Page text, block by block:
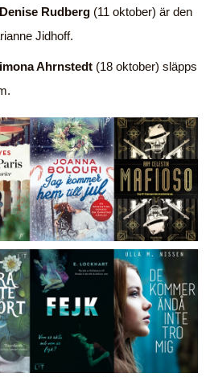
Rudberg (11 oktober) är den
Jidhoff.
Ahrnstedt (18 oktober) släpps